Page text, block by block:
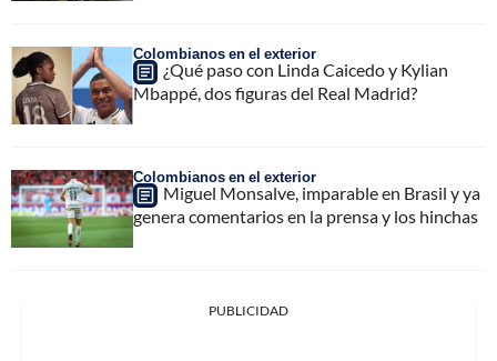
Colombianos en el exterior
¿Qué paso con Linda Caicedo y Kylian
Mbappé, dos figuras del Real Madrid?
Colombianos en el exterior
Miguel Monsalve, imparable en Brasil y ya
genera comentarios en la prensa y los hinchas
PUBLICIDAD